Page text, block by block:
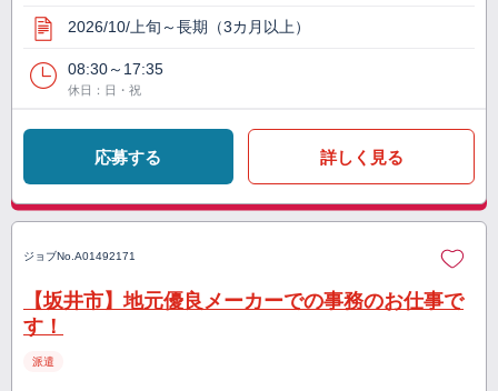
2026/10/上旬～長期（3カ月以上）
08:30～17:35
休日：日・祝
応募する 詳しく見る
ジョブNo. A01492171
【坂井市】地元優良メーカーでの事務のお仕事で
す！
派遣